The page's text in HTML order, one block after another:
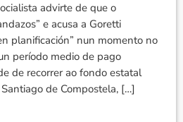
advirte de que o
e acusa a Goretti
planificación” nun momento no
período medio de pago
de recorrer ao fondo estatal
de Compostela, […]